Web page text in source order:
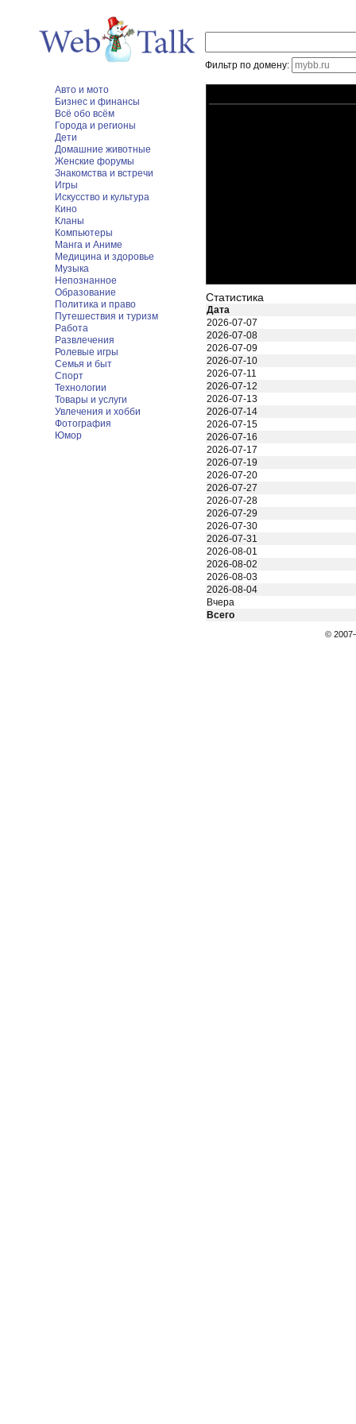
Фильтр по домену:
Авто и мото
Бизнес и финансы
Всё обо всём
Города и регионы
Дети
Домашние животные
Женские форумы
Знакомства и встречи
Игры
Искусство и культура
Кино
Кланы
Компьютеры
Манга и Аниме
Медицина и здоровье
Музыка
Непознанное
Образование
Политика и право
Путешествия и туризм
Работа
Развлечения
Ролевые игры
Семья и быт
Спорт
Технологии
Товары и услуги
Увлечения и хобби
Фотография
Юмор
Статистика
Дата
2026-07-07
2026-07-08
2026-07-09
2026-07-10
2026-07-11
2026-07-12
2026-07-13
2026-07-14
2026-07-15
2026-07-16
2026-07-17
2026-07-19
2026-07-20
2026-07-27
2026-07-28
2026-07-29
2026-07-30
2026-07-31
2026-08-01
2026-08-02
2026-08-03
2026-08-04
Вчера
Всего
©